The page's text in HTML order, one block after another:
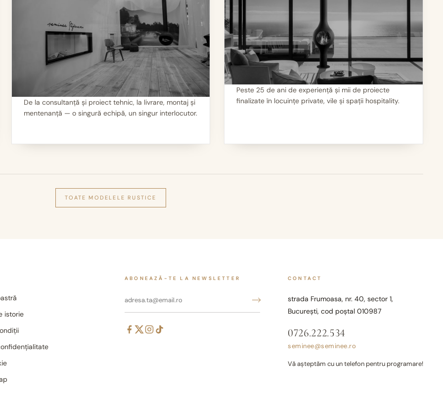
II
De la consultanță și proiect tehnic, la livrare, montaj și
mentenanță — o singură echipă, un singur interlocutor.
III
Peste 25 de ani de experiență și mii de proiecte
finalizate în locuințe private, vile și spații hospitality.
TOATE MODELELERUSTICE
istorie
ABONEAZĂ-TE LA NEWSLETTER CONTACT
strada Frumoasa, nr. 40, sector 1,
București, cod poștal 010987
0726.222.534
seminee@seminee.ro
Vă așteptăm cu un telefon pentru programare!